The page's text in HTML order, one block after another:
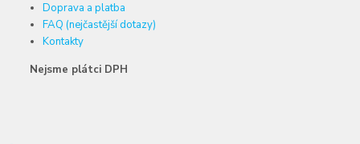
Doprava a platba
FAQ (nejčastější dotazy)
Kontakty
Nejsme plátci DPH